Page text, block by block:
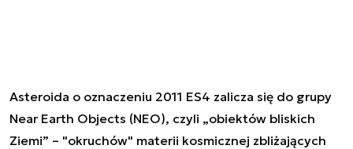
Asteroida o oznaczeniu 2011 ES4 zalicza się do grupy
Near Earth Objects (NEO), czyli „obiektów bliskich
Ziemi” – "okruchów" materii kosmicznej zbliżających